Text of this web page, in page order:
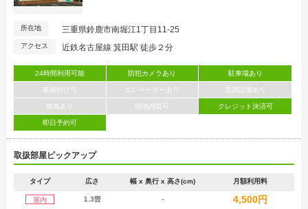
所在地 三重県鈴鹿市南堀江1丁目11-25
アクセス 近鉄名古屋線 箕田駅 徒歩２分
24時間利用可能 防犯カメラあり 駐車場あり
車横付け可 エレベーターあり 空調設備あり
換気あり 現地内覧可 クレジット決済可
即日予約可
取扱部屋ピックアップ
タイプ 広さ 幅 x 奥行 x 高さ(cm) 月額利用料
屋内 1.3畳 - 4,500円